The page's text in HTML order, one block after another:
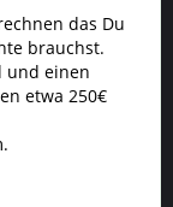
das Du
brauchst.
und einen
etwa 250€